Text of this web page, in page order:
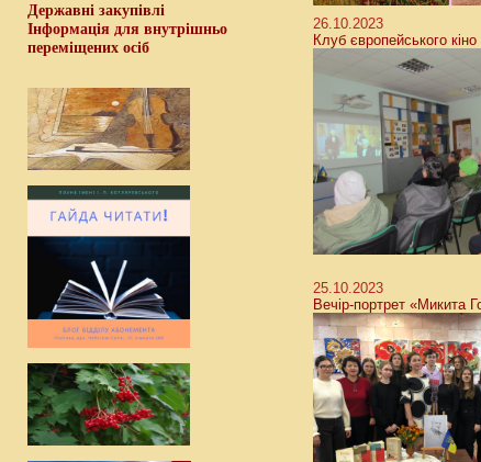
Державні закупівлі
Інформація для внутрішньо
переміщених осіб
26.10.2023
Клуб європейського кіно
25.10.2023
Вечір-портрет «Микита